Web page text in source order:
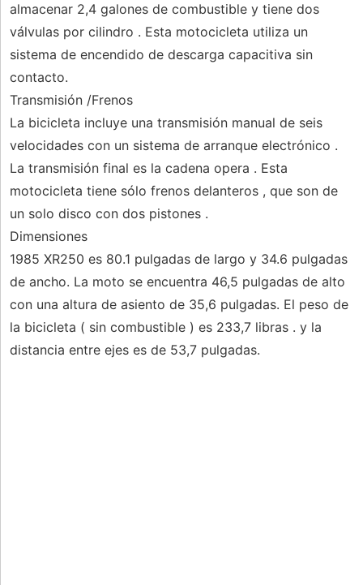
almacenar 2,4 galones de combustible y tiene dos
válvulas por cilindro . Esta motocicleta utiliza un
sistema de encendido de descarga capacitiva sin
contacto.
Transmisión /Frenos
La bicicleta incluye una transmisión manual de seis
velocidades con un sistema de arranque electrónico .
La transmisión final es la cadena opera . Esta
motocicleta tiene sólo frenos delanteros , que son de
un solo disco con dos pistones .
Dimensiones
1985 XR250 es 80.1 pulgadas de largo y 34.6 pulgadas
de ancho. La moto se encuentra 46,5 pulgadas de alto
con una altura de asiento de 35,6 pulgadas. El peso de
la bicicleta ( sin combustible ) es 233,7 libras . y la
distancia entre ejes es de 53,7 pulgadas.